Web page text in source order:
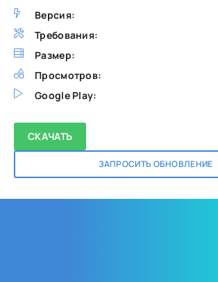
Версия:
Требования:
Размер:
Просмотров:
Google Play:
СКАЧАТЬ
ЗАПРОСИТЬ ОБНОВЛЕНИЕ